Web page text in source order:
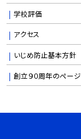
学校評価
アクセス
いじめ防止基本方針
創立９０周年のページ